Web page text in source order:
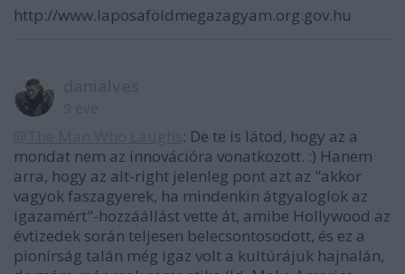
http://www.laposaföldmegazagyam.org.gov.hu
: De te is látod, hogy az a
mondat nem az innovációra vonatkozott. :) Hanem
arra, hogy az alt-right jelenleg pont azt az "akkor
vagyok faszagyerek, ha mindenkin átgyaloglok az
igazamért"-hozzáállást vette át, amibe Hollywood az
évtizedek során teljesen belecsontosodott, és ez a
pionírság talán még igaz volt a kultúrájuk hajnalán,